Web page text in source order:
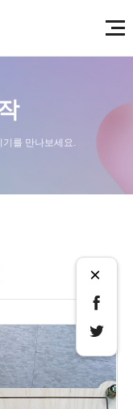
를 만나보세요.
×